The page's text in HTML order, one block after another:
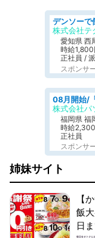
株式会社テ
愛知県 西
時給1,800
正社員 /
スポンサ
株式会社パ
福岡県 福
時給
正社員
スポンサ
姉妹サイト
【
飯
日